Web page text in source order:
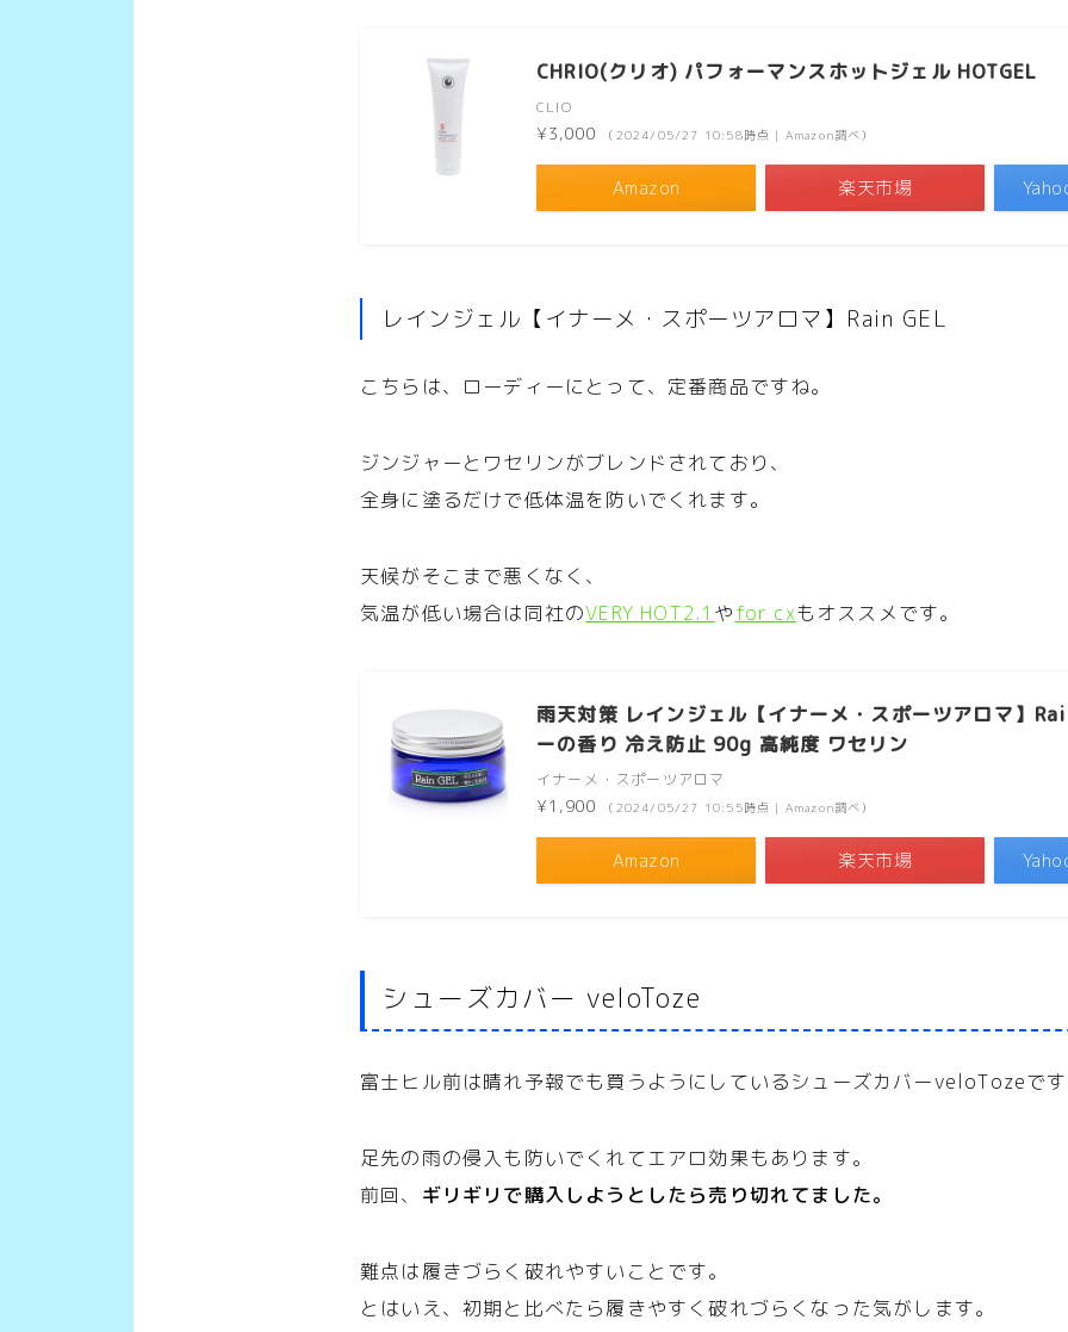
CHRIO(クリオ) パフォーマンスホットジェル HOTGEL
CLIO
¥3,000 （2024/05/27 10:58時点 | Amazon調べ）
Amazon 楽天市場
レインジェル【イナーメ・スポーツアロマ】Rain GEL
こちらは、ローディーにとって、定番商品ですね。
ジンジャーとワセリンがブレンドされており、
全身に塗るだけで低体温を防いでくれます。
天候がそこまで悪くなく、
気温が低い場合は同社のVERY HOT2.1 やfor cxもオススメです。
雨天対策 レインジェル【イナーメ・スポーツアロマ】
ーの香り 冷え防止 90g 高純度 ワセリン
イナーメ・スポーツアロマ
¥1,900 （2024/05/27 10:55時点 | Amazon調べ）
Amazon 楽天市場
シューズカバー veloToze
富士ヒル前は晴れ予報でも買うようにしているシューズカバーveloTozeで
足先の雨の侵入も防いでくれてエアロ効果もあります。
前回、 ギリギリで購入しようとしたら売り切れてました。
難点は履きづらく破れやすいことです。
とはいえ、初期と比べたら履きやすく破れづらくなった気がします。